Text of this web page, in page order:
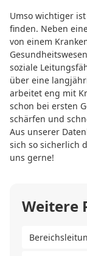
Umso wichtiger
finden. Neben
von einem
soziale
über eine
arbeitet eng mit
schon bei ersten
schärfen und
Aus unserer
sich so sicherlich
uns gerne!
Weitere